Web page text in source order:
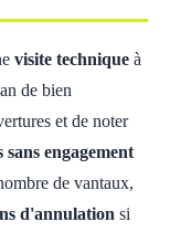
visite technique à
de bien
et de noter
sans engagement
de vantaux,
d'annulation si